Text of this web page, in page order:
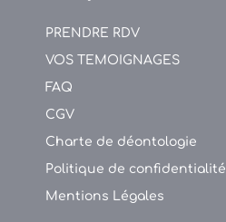
PRENDRE RDV
VOS TEMOIGNAGES
FAQ
CGV
Charte de déontologie
Politique de confidentialité
Mentions Légales